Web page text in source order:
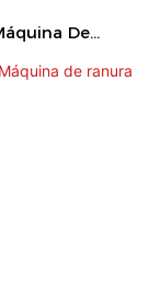
De